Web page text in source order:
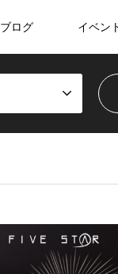
ブログ イベン